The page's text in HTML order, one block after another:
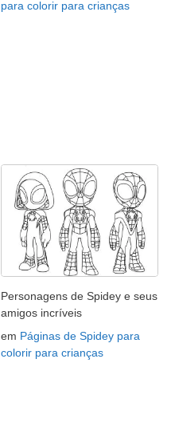
para colorir para crianças
Personagens de Spidey e seus
amigos incríveis
em Páginas de Spidey para
colorir para crianças